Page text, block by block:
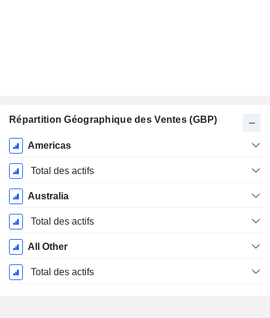
Répartition Géographique des Ventes (GBP)
Période
Fiscale:
Décembre
Americas
Total des actifs
Australia
Total des actifs
All Other
Total des actifs